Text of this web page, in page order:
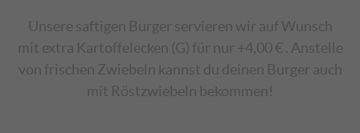
Unsere saftigen Burger servieren wir auf Wunsch
mit extra Kartoffelecken (G) für nur +4,00 € . Anstelle
von frischen Zwiebeln kannst du deinen Burger auch
mit Röstzwiebeln bekommen!